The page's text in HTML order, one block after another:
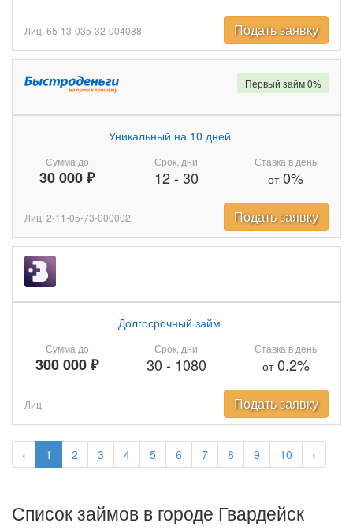
‹ 1 2 3 4 5 6 7 8 9 10 ›
Лиц. 65-13-035-32-004088 Подать заявку
Сумма до
30 000 ₽
Уникальный на 10 дней
Срок, дни
12- 30
Ставка в день
от0%
Первый займ 0%
Лиц. 2-11-05-73-000002 Подать заявку
Сумма до
300 000 ₽
Долгосрочный займ
Срок, дни
30 - 1080
Ставка в день
от0.2%
Лиц. Подать заявку
Список займов в городе Гвардейск